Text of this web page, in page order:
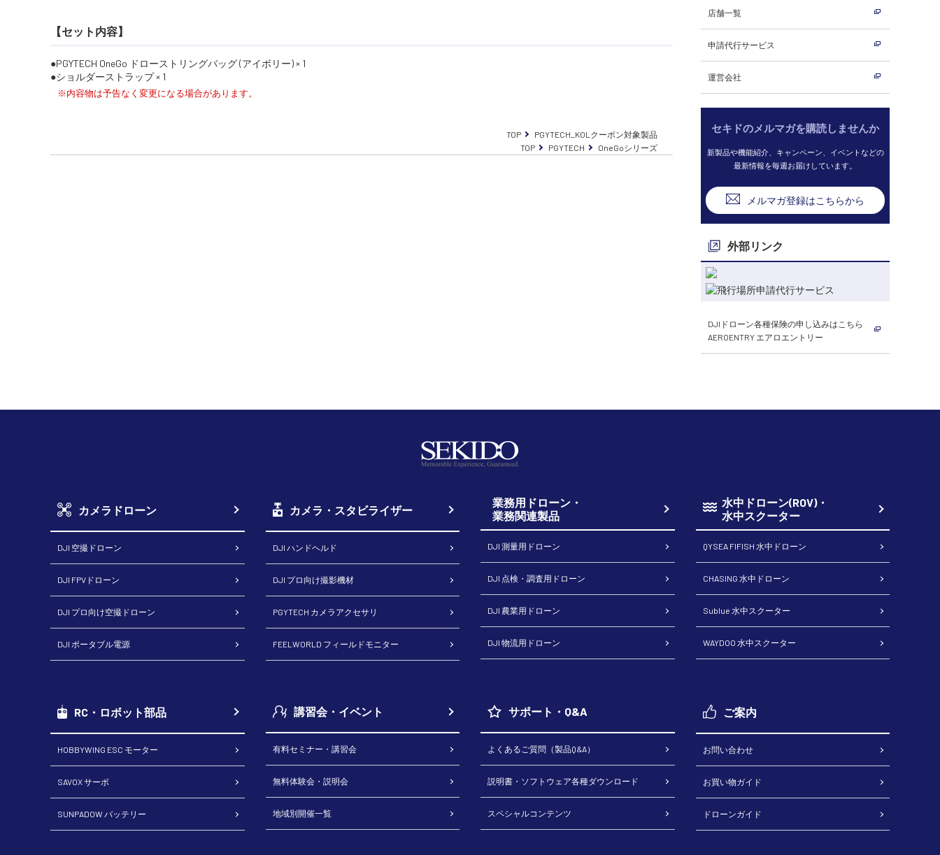
店舗一覧
申請代行サービス
運営会社
セキドのメルマガを購読しませんか
新製品や機能紹介、キャンペーン、イベントなどの
最新情報を毎週お届けしています。
メルマガ登録はこちらから
外部リンク
DJIドローン各種保険の申し込みはこちら
AEROENTRY エアロエントリー
【セット内容】
PGYTECH OneGo ドローストリングバッグ (アイボリー) × 1
ショルダーストラップ × 1
※内容物は予告なく変更になる場合があります。
TOP
PGYTECH_KOLクーポン対象製品
TOP
PGYTECH OneGoシリーズ
カメラドローン
DJI 空撮ドローン
DJI FPVドローン
DJI プロ向け空撮ドローン
DJI ポータブル電源
カメラ・スタビライザー
DJI ハンドヘルド
DJI プロ向け撮影機材
PGYTECH カメラアクセサリ
FEELWORLD フィールドモニター
業務用ドローン・
業務関連製品
DJI 測量用ドローン
DJI 点検・調査用ドローン
DJI 農業用ドローン
DJI 物流用ドローン
水中ドローン(ROV)・
水中スクーター
QYSEA FIFISH 水中ドローン
CHASING 水中ドローン
Sublue 水中スクーター
WAYDOO 水中スクーター
RC・ロボット部品
HOBBYWING ESC モーター
SAVOX サーボ
SUNPADOW バッテリー
講習会・イベント
有料セミナー・講習会
無料体験会・説明会
地域別開催一覧
サポート・Q&A
よくあるご質問（製品Q&A）
説明書・ソフトウェア各種ダウンロード
スペシャルコンテンツ
ご案内
お問い合わせ
お買い物ガイド
ドローンガイド